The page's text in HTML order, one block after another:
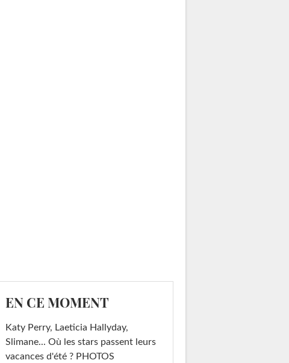
EN CE MOMENT
Katy Perry, Laeticia Hallyday,
Slimane... Où les stars passent leurs
vacances d'été ? PHOTOS